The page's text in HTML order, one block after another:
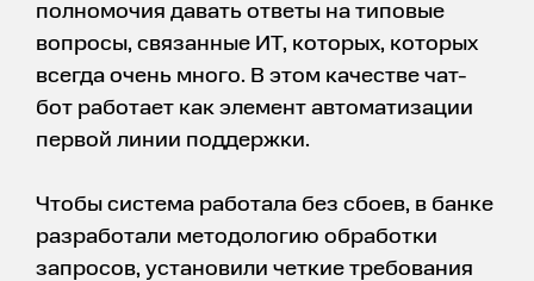
полномочия давать ответы на типовые
вопросы, связанные ИТ, которых, которых
всегда очень много. В этом качестве чат-
бот работает как элемент автоматизации
первой линии поддержки.
Чтобы система работала без сбоев, в банке
разработали методологию обработки
запросов, установили четкие требования